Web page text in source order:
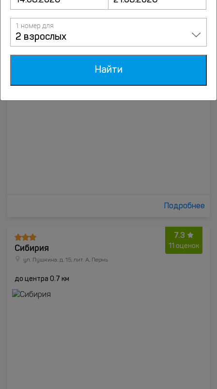
Подробнее
Подробнее
7.3
11 оценок
Сибирия
ул. Пушкина, д. 15, лит. А, Пермь
до центра 0.7 км
1 номер для
2 взрослых
Найти